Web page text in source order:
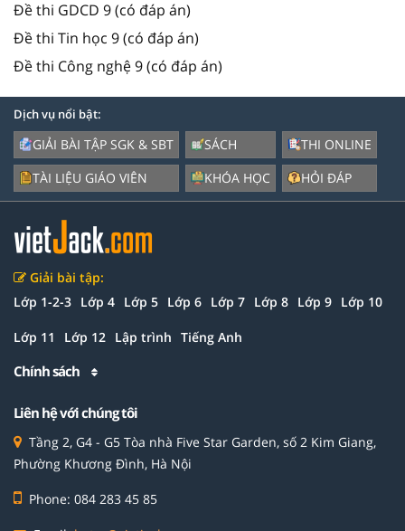
Đề thi GDCD 9 (có đáp án)
Đề thi Tin học 9 (có đáp án)
Đề thi Công nghệ 9 (có đáp án)
Dịch vụ nổi bật:
GIẢI BÀI TẬP SGK & SBT
TÀI LIỆU GIÁO VIÊN
SÁCH
KHÓA HỌC
THI ONLINE
HỎI ĐÁP
Giải bài tập:
Lớp 1-2-3 Lớp 4 Lớp 5 Lớp 6 Lớp 7 Lớp 8 Lớp 9 Lớp 10
Lớp 11 Lớp 12 Lập trình Tiếng Anh
Chính sách
Liên hệ với chúng tôi
Tầng 2, G4 - G5 Tòa nhà Five Star Garden, số 2 Kim Giang,
Phường Khương Đình, Hà Nội
Phone: 084 283 45 85